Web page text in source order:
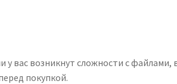
вас возникнут сложности с
покупкой.